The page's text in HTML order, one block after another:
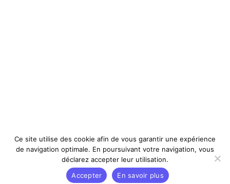
Ce site utilise des cookie afin de vous garantir une expérience
de navigation optimale. En poursuivant votre navigation, vous
déclarez accepter leur utilisation.
Accepter
En savoir plus